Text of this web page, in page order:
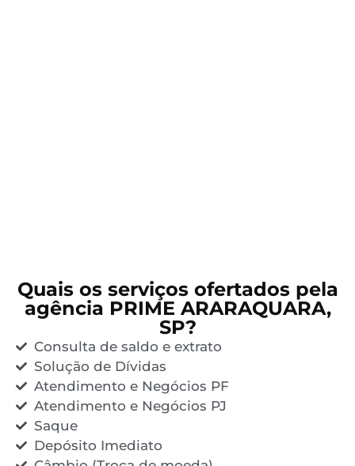
Quais os serviços ofertados pela
agência PRIME ARARAQUARA,
SP?
Consulta de saldo e extrato
Solução de Dívidas
Atendimento e Negócios PF
Atendimento e Negócios PJ
Saque
Depósito Imediato